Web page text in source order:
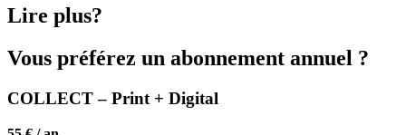
Lire plus?
Vous préférez un abonnement annuel ?
COLLECT – Print + Digital